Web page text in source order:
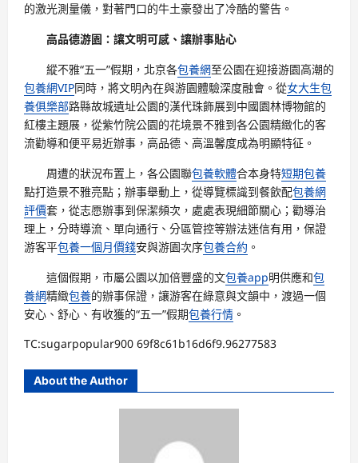
的激光測量儀，對著門口的牛土豪發出了冷酷的警告。
高品德游園：讓文明可感、讓辦事貼心
縱不雅“五一”假期，北京各包養網至公園在迎接游園高潮的
包養網VIP同時，將文明內在與游園體驗深度融會。從女大生包
養俱樂部路縣故城遺址公園的漢代珠飾展到中國園林博物館的
紅樓主題展，從紫竹院公園的花境景不雅到各公園精緻化的客
流勸導和便平易近辦事，高品德、高溫馨度成為明顯特征。
周遭的狀況布置上，各公園聯包養軟體合本身特短期包養
點打造景不雅亮點；辦事舉動上，從導覽標識到餐飲配包養網
評價套，從志愿辦事到保潔頻次，處處表現細節關心；勸導治
理上，分時導流、單向通行、分區管控等辦法迷信有用，保證
游客平包養一個月價錢安與游園次序包養合約 。
這個假期，市屬公園以加倍豐盛的文包養app明供應和包
養網精緻包養的辦事保證，讓游客在綠意與文韻中，渡過一個
安心、舒心、有收獲的“五一”假期包養行情 。
TC:sugarpopular900 69f8c61b16d6f9.96277583
About the Author